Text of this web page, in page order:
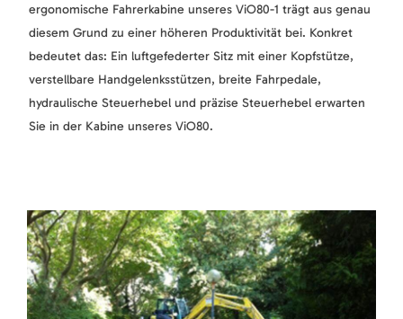
ergonomische Fahrerkabine unseres ViO80-1 trägt aus genau
diesem Grund zu einer höheren Produktivität bei. Konkret
bedeutet das: Ein luftgefederter Sitz mit einer Kopfstütze,
verstellbare Handgelenksstützen, breite Fahrpedale,
hydraulische Steuerhebel und präzise Steuerhebel erwarten
Sie in der Kabine unseres ViO80.